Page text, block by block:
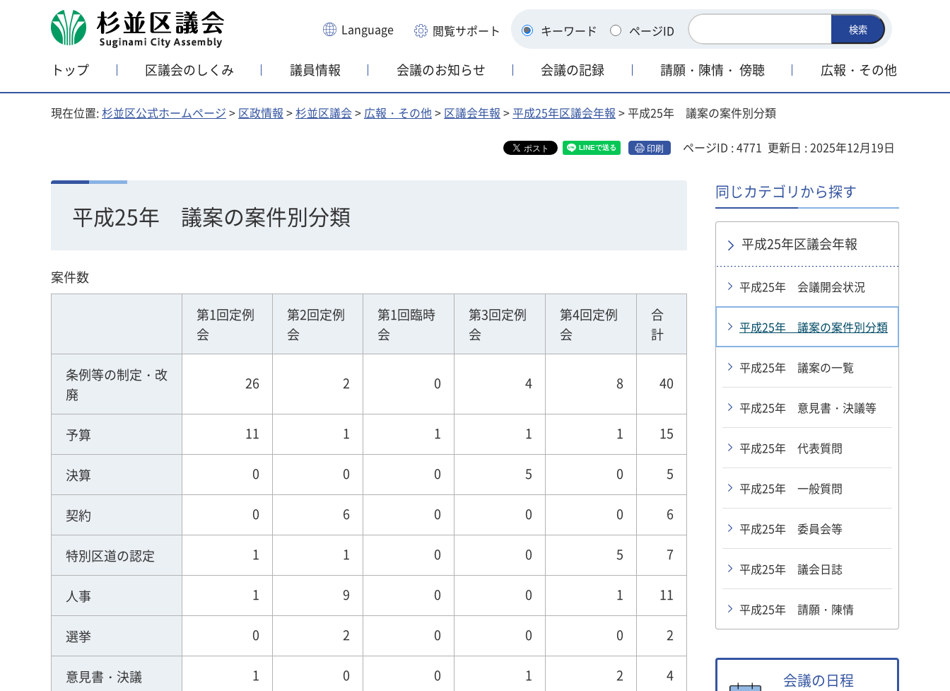
杉並区議会 Language 閲覧サポート キーワード ページID 検索
トップ 区議会のしくみ 議員情報 会議のお知らせ 会議の記録 請願・陳情・ 傍聴 広報・その他
現在位置:杉並区公式ホームページ > 区政情報 >杉並区議会> 広報・その他> 区議会年報 > 平成25年区議会年報 > 平成25年 議案の案件別分類
印刷 ページID : 4771 更新日 : 2025年12月19日
平成25年 議案の案件別分類
案件数
第1回定例
会
第2回定例
会
第1回臨時
会
第3回定例
会
第4回定例
会
合
計
条例等の制定・改
廃
26 2 0 4 8 40
予算 11 1 1 1 1 15
決算 0 0 0 5 0 5
契約 0 6 0 0 0 6
特別区道の認定 1 1 0 0 5 7
人事 1 9 0 0 1 11
選挙 0 2 0 0 0 2
意見書・決議 1 0 0 1 2 4
同じカテゴリから探す
平成25年区議会年報
平成25年 会議開会状況
平成25年 議案の案件別分類
平成25年 議案の一覧
平成25年 意見書・決議等
平成25年 代表質問
平成25年 一般質問
平成25年 委員会等
平成25年 議会日誌
平成25年 請願・陳情
会議の日程